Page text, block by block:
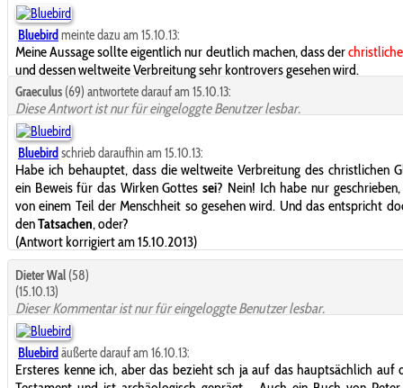
Bluebird meinte dazu am 15.10.13:
Meine Aussage sollte eigentlich nur deutlich machen, dass der
und dessen weltweite Verbreitung sehr kontrovers gesehen wird.
Graeculus (69) antwortete darauf am 15.10.13:
Diese Antwort ist nur für eingeloggte Benutzer lesbar.
Bluebird schrieb daraufhin am 15.10.13:
Habe ich behauptet, dass die weltweite Verbreitung des christlichen
ein Beweis für das Wirken Gottessei? Nein! Ich habe nur geschrieben,
von einem Teil der Menschheit so gesehen wird. Und das entspricht
denTatsachen, oder?
(Antwort korrigiert am 15.10.2013)
Dieter Wal (58)
(15.10.13)
Dieser Kommentar ist nur für eingeloggte Benutzer lesbar.
Bluebird äußerte darauf am 16.10.13:
Ersteres kenne ich, aber das bezieht sch ja auf das hauptsächlich auf